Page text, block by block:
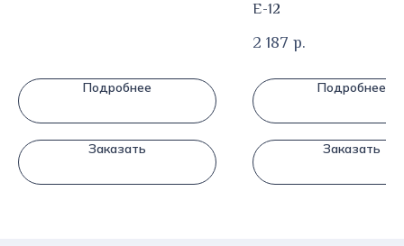
Подробнее
Заказать
Е-12
2 187 р.
Подробнее
Заказать